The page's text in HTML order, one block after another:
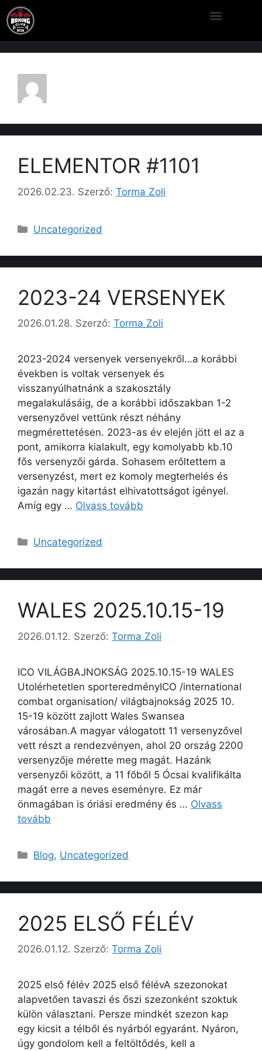
ELEMENTOR #1101
2026.02.23. Szerző: Torma Zoli
Uncategorized
2023-24 VERSENYEK
2026.01.28. Szerző: Torma Zoli
2023-2024 versenyek versenyekről…a korábbi
években is voltak versenyek és
visszanyúlhatnánk a szakosztály
megalakulásáig, de a korábbi időszakban 1-2
versenyzővel vettünk részt néhány
megmérettetésen. 2023-as év elején jött el az a
pont, amikorra kialakult, egy komolyabb kb.10
fős versenyzői gárda. Sohasem erőltettem a
versenyzést, mert ez komoly megterhelés és
igazán nagy kitartást elhivatottságot igényel.
Amíg egy … Olvass tovább
Uncategorized
WALES 2025.10.15-19
2026.01.12. Szerző: Torma Zoli
ICO VILÁGBAJNOKSÁG 2025.10.15-19 WALES
Utolérhetetlen sporteredményICO /international
combat organisation/ világbajnokság 2025 10.
15-19 között zajlott Wales Swansea
városában.A magyar válogatott 11 versenyzővel
vett részt a rendezvényen, ahol 20 ország 2200
versenyzője mérette meg magát. Hazánk
versenyzői között, a 11 főből 5 Ócsai kvalifikálta
magát erre a neves eseményre. Ez már
önmagában is óriási eredmény és … Olvass
tovább
Blog, Uncategorized
2025 ELSŐ FÉLÉV
2026.01.12. Szerző: Torma Zoli
2025 első félév 2025 első félévA szezonokat
alapvetően tavaszi és őszi szezonként szoktuk
külön választani. Persze mindkét szezon kap
egy kicsit a télből és nyárból egyaránt. Nyáron,
úgy gondolom kell a feltöltődés, kell a